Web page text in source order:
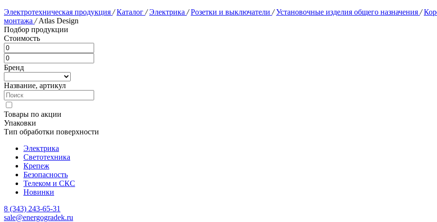
Электротехническая продукция / Каталог / Электрика / Розетки и выключатели / Установочные изделия общего назначения /
монтажа / Atlas Design
Подбор продукции
Стоимость
Бренд
Название, артикул
Товары по акции
Упаковки
Тип обработки поверхности
Электрика
Светотехника
Крепеж
Безопасность
Телеком и СКС
Новинки
8 (343) 243-65-31
sale@energogradek.ru